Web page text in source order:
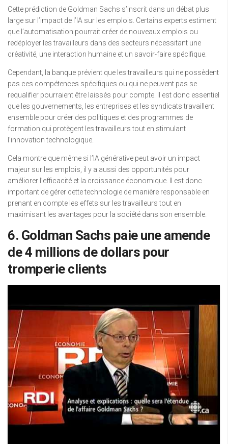
Cette prédiction de Goldman Sachs s’inscrit dans un débat plus
large sur l’impact de l’IA sur les emplois. Certains experts estiment
que l’automatisation pourrait créer de nouveaux emplois ou
redéployer les travailleurs dans des secteurs nécessitant une
créativité, une interaction humaine et un savoir-faire spécifique.
Cependant, la banque prévient que les travailleurs qui ne possèdent
pas ces compétences spécifiques ou qui ne peuvent pas se
requalifier pourraient être laissés pour compte. Il est donc essentiel
que les gouvernements, les entreprises et les syndicats travaillent
ensemble pour créer des politiques et des programmes de
formation qui protègent les travailleurs tout en stimulant
l’innovation technologique.
Cela montre que même si l’IA générative peut avoir un impact
majeur sur les emplois, il y a aussi des opportunités pour
améliorer l’efficacité et la croissance économique. Il est donc
important de gérer cette technologie de manière responsable en
prenant en compte les effets sur les travailleurs tout en
maximisant les avantages pour la société dans son ensemble.
6. Goldman Sachs paie une amende
de 4 millions de dollars pour
tromperie clients